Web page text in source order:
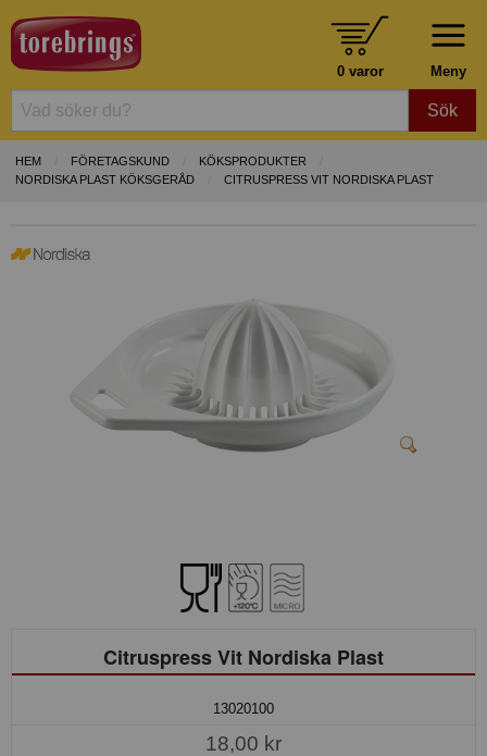
Meny
0 varor
Sök
HEM FÖRETAGSKUND
KÖKSPRODUKTER
NORDISKA PLAST KÖKSGERÅD
CITRUSPRESS VIT NORDISKA PLAST
Citruspress Vit Nordiska Plast
13020100
18,00 kr